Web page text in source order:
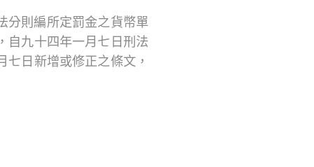
分則編所定罰金之貨幣單
自九十四年一月七日刑法
日新增或修正之條文，